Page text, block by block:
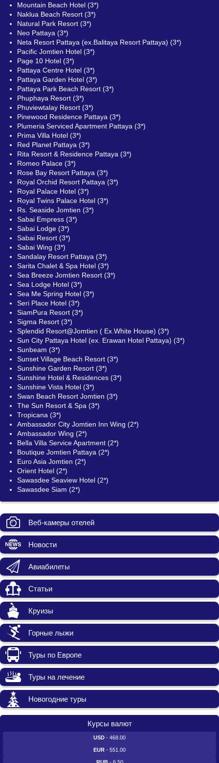
Mountain Beach Hotel (3*)
Naklua Beach Resort (3*)
Natural Park Resort (3*)
Neo Pattaya (3*)
Neta Resort Pattaya (ex.Balitaya Resort Pattaya) (3*)
Pacific Jomtien Hotel (3*)
Page 10 Hotel (3*)
Pattaya Centre Hotel (3*)
Pattaya Garden Hotel (3*)
Pattaya Park Beach Resort (3*)
Phuphaya Resort (3*)
Phuviewtalay Resort (3*)
Pinewood Residence Pattaya (3*)
Plumeria Serviced Apartment Pattaya (3*)
Prima Villa Hotel (3*)
Red Planet Pattaya (3*)
Rita Resort & Residence Pattaya (3*)
Romeo Palace (3*)
Rose Bay Resort Pattaya (3*)
Royal Orchid Resort Pattaya (3*)
Royal Palace Hotel (3*)
Royal Twins Palace Hotel (3*)
Rs. Seaside Jomtien (3*)
Sabai Empress (3*)
Sabai Lodge (3*)
Sabai Resort (3*)
Sabai Wing (3*)
Sandalay Resort Pattaya (3*)
Sarita Chalet & Spa Hotel (3*)
Sea Breeze Jomtien Resort (3*)
Sea Lodge Hotel (3*)
Sea Me Spring Hotel (3*)
Seri Place Hotel (3*)
SiamPura Resort (3*)
Sigma Resort (3*)
Splendid Resort@Jomtien ( Ex.White House) (3*)
Sun City Pattaya Hotel (ex. Erawan Hotel Pattaya) (3*)
Sunbeam (3*)
Sunset Village Beach Resort (3*)
Sunshine Garden Resort (3*)
Sunshine Hotel & Residences (3*)
Sunshine Vista Hotel (3*)
Swan Beach Resort Jomtien (3*)
The Sun Resort & Spa (3*)
Tropicana (3*)
Ambassador City Jomtien Inn Wing (2*)
Ambassador Wing (2*)
Bella Villa Service Apartment (2*)
Boutique Jomtien Pattaya (2*)
Euro Asia Jomtien (2*)
Orient Hotel (2*)
Sawasdee Seaview Hotel (2*)
Sawasdee Siam (2*)
Веб-камеры отелей
Новости
Авиабилеты
Статьи
Круизы
Горные лыжи
Туры по Европе
Туры на лечение
Новогодние туры
Курсы валют
USD - 468.00
EUR - 551.00
RUB- 6.50